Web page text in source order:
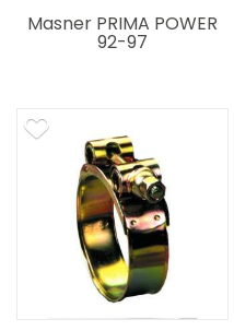
Masner PRIMA POWER
92-97